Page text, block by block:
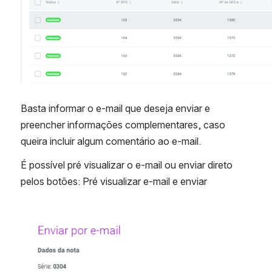
Basta informar o e-mail que deseja enviar e
preencher informações complementares, caso
queira incluir algum comentário ao e-mail.
É possível pré visualizar o e-mail ou enviar direto
pelos botões: Pré visualizar e-mail e enviar